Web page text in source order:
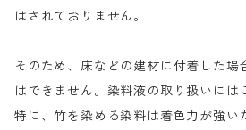
ナ行
ハ行
マ行
粉末顔料
綿・麻を染める染料
絹・羊毛を染める染料
はされておりません。
そのため、床などの建材に付着した場
はできません。染料液の取り扱いには
特に、竹を染める染料は着色力が強い